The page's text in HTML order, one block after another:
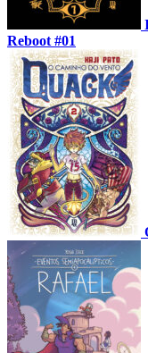
Reboot #01